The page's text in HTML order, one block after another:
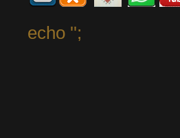
echo '';